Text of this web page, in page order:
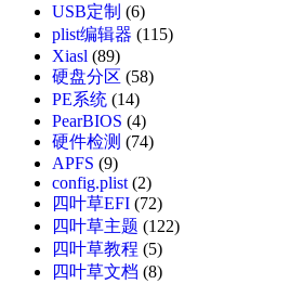
USB定制 (6)
plist编辑器 (115)
Xiasl (89)
硬盘分区 (58)
PE系统 (14)
PearBIOS (4)
硬件检测 (74)
APFS (9)
config.plist(2)
四叶草EFI (72)
四叶草主题 (122)
四叶草教程 (5)
四叶草文档 (8)